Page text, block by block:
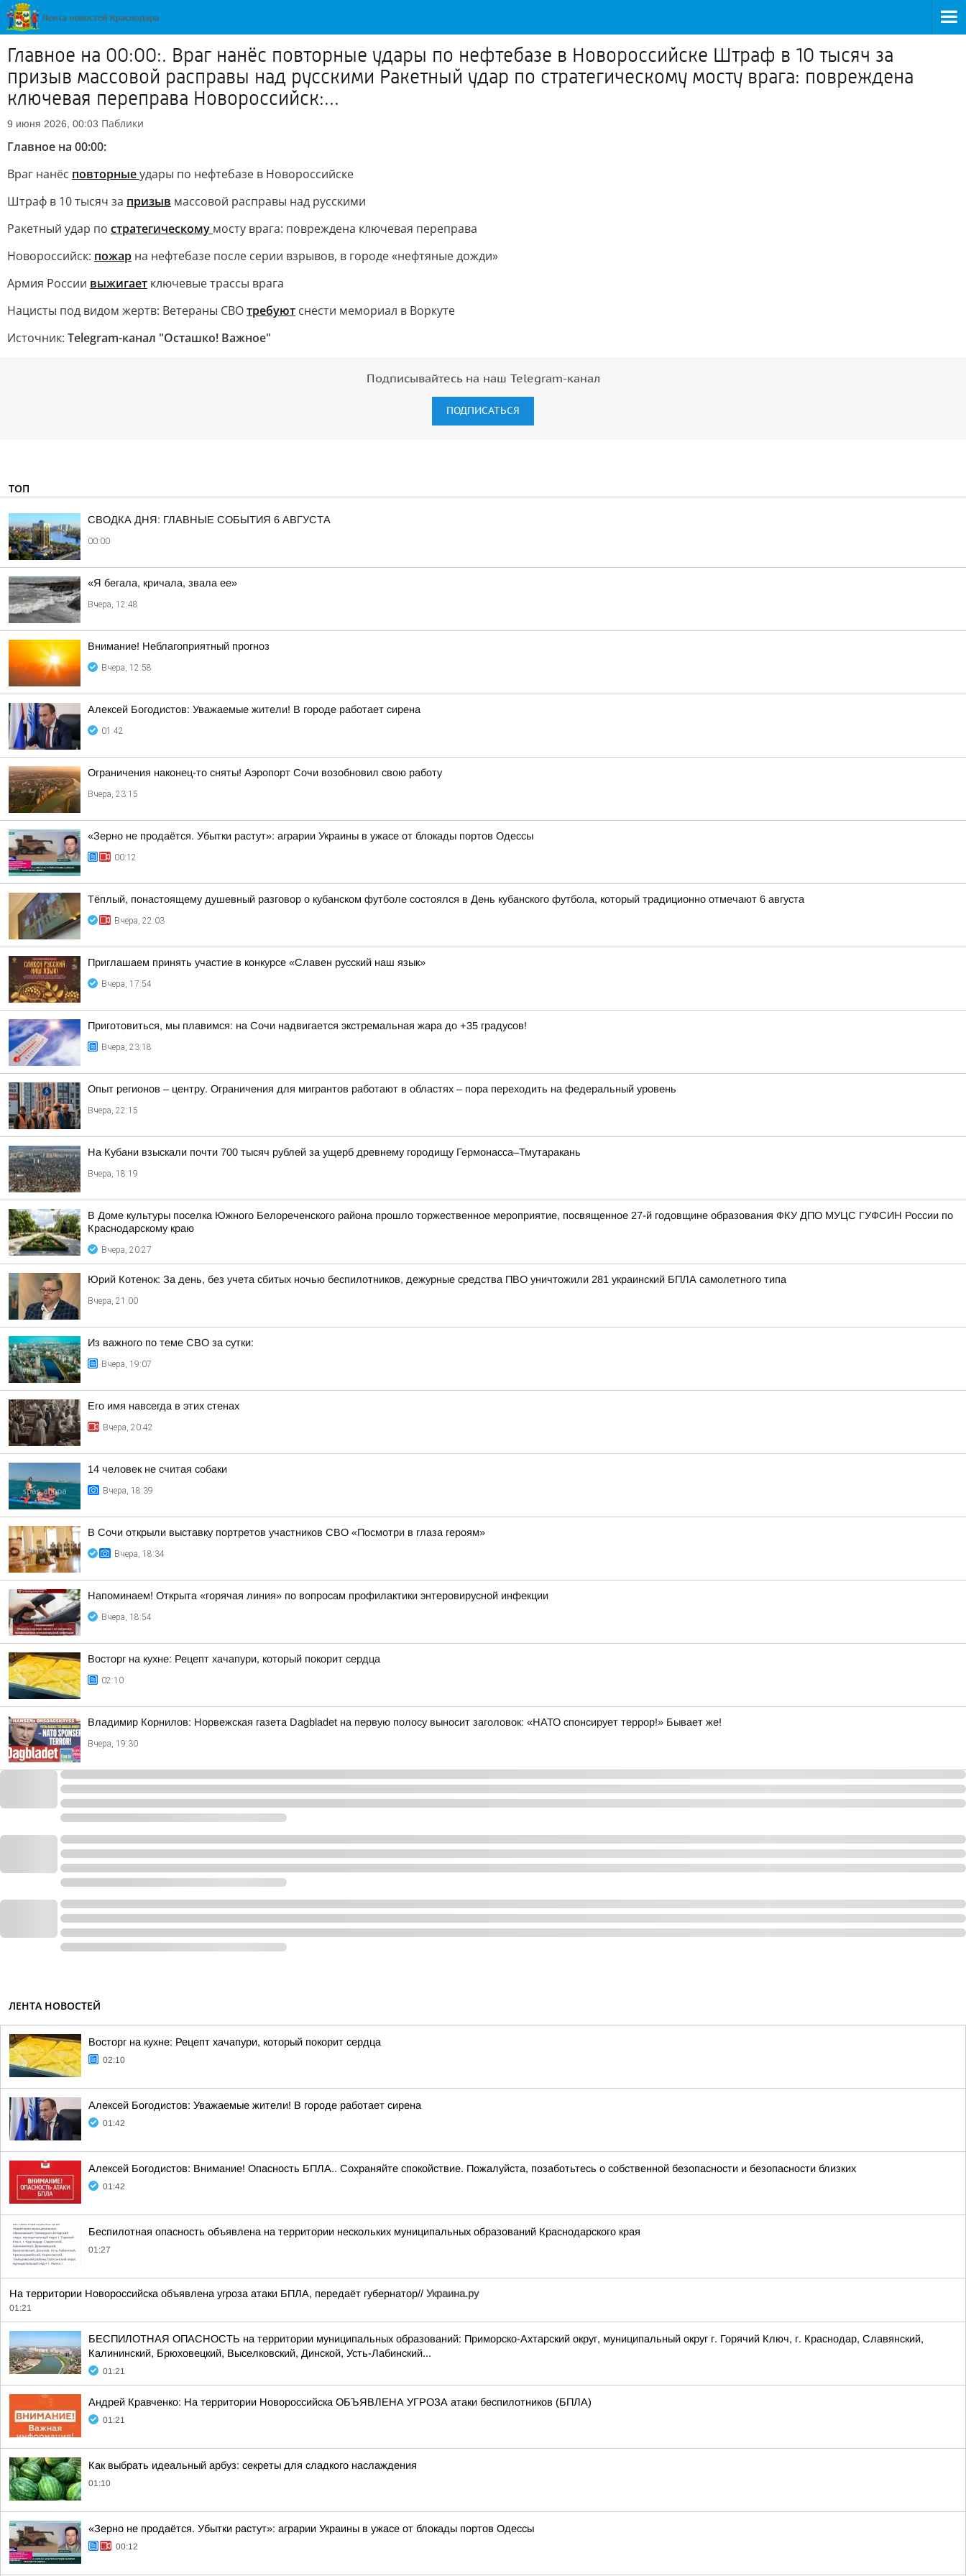
Главное на 00:00:. Враг нанёс повторные удары по нефтебазе в Новороссийске Штраф в 10 тысяч за
призыв массовой расправы над русскими Ракетный удар по стратегическому мосту врага: повреждена
ключевая переправа Новороссийск:...
9 июня 2026, 00:03 Паблики
Главное на 00:00:
Враг нанёс повторныеудары по нефтебазе в Новороссийске
Штраф в 10 тысяч за призыв массовой расправы над русскими
Ракетный удар по стратегическому мосту врага: повреждена ключевая переправа
Новороссийск: пожар на нефтебазе после серии взрывов, в городе «нефтяные дожди»
Армия России выжигает ключевые трассы врага
Нацисты под видом жертв: Ветераны СВОтребуют снести мемориал в Воркуте
Источник: Telegram-канал "Осташко! Важное"
Подписывайтесь на наш Telegram-канал
ПОДПИСАТЬСЯ
ТОП
СВОДКА ДНЯ: ГЛАВНЫЕ СОБЫТИЯ 6 АВГУСТА
00:00
«Я бегала, кричала, звала ее»
Вчера, 12:48
Внимание! Неблагоприятный прогноз
Вчера, 12:58
Алексей Богодистов: Уважаемые жители! В городе работает сирена
01:42
Ограничения наконец-то сняты! Аэропорт Сочи возобновил свою работу
Вчера, 23:15
«Зерно не продаётся. Убытки растут»: аграрии Украины в ужасе от блокады портов Одессы
00:12
Тёплый, понастоящему душевный разговор о кубанском футболе состоялся в День кубанского футбола, который традиционно отмечают 6 августа
Вчера, 22:03
Приглашаем принять участие в конкурсе «Славен русский наш язык»
Вчера, 17:54
Приготовиться, мы плавимся: на Сочи надвигается экстремальная жара до +35 градусов!
Вчера, 23:18
Опыт регионов – центру. Ограничения для мигрантов работают в областях – пора переходить на федеральный уровень
Вчера, 22:15
На Кубани взыскали почти 700 тысяч рублей за ущерб древнему городищу Гермонасса–Тмутаракань
Вчера, 18:19
В Доме культуры поселка Южного Белореченского района прошло торжественное мероприятие, посвященное 27-й годовщине образования ФКУ ДПО МУЦС ГУФСИН России по
Краснодарскому краю
Вчера, 20:27
Юрий Котенок: За день, без учета сбитых ночью беспилотников, дежурные средства ПВО уничтожили 281 украинский БПЛА самолетного типа
Вчера, 21:00
Из важного по теме СВО за сутки:
Вчера, 19:07
Его имя навсегда в этих стенах
Вчера, 20:42
14 человек не считая собаки
Вчера, 18:39
В Сочи открыли выставку портретов участников СВО «Посмотри в глаза героям»
Вчера, 18:34
Напоминаем! Открыта «горячая линия» по вопросам профилактики энтеровирусной инфекции
Вчера, 18:54
Восторг на кухне: Рецепт хачапури, который покорит сердца
02:10
Владимир Корнилов: Норвежская газета Dagbladet на первую полосу выносит заголовок: «НАТО спонсирует террор!» Бывает же!
Вчера, 19:30
ЛЕНТА НОВОСТЕЙ
Восторг на кухне: Рецепт хачапури, который покорит сердца
02:10
Алексей Богодистов: Уважаемые жители! В городе работает сирена
01:42
Алексей Богодистов: Внимание! Опасность БПЛА.. Сохраняйте спокойствие. Пожалуйста, позаботьтесь о собственной безопасности и безопасности близких
01:42
Беспилотная опасность объявлена на территории нескольких муниципальных образований Краснодарского края
01:27
На территории Новороссийска объявлена угроза атаки БПЛА, передаёт губернатор// Украина.ру
01:21
БЕСПИЛОТНАЯ ОПАСНОСТЬ на территории муниципальных образований: Приморско-Ахтарский округ, муниципальный округ г. Горячий Ключ, г. Краснодар, Славянский,
Калининский, Брюховецкий, Выселковский, Динской, Усть-Лабинский...
01:21
Андрей Кравченко: На территории Новороссийска ОБЪЯВЛЕНА УГРОЗА атаки беспилотников (БПЛА)
01:21
Как выбрать идеальный арбуз: секреты для сладкого наслаждения
01:10
«Зерно не продаётся. Убытки растут»: аграрии Украины в ужасе от блокады портов Одессы
00:12